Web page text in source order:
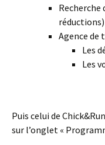
Recherche
réductions)
Agence de
Les
Les
Puis celui de
sur l’onglet «